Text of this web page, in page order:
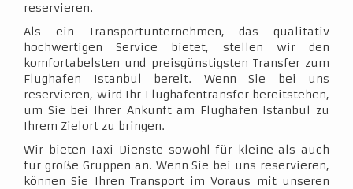
reservieren.
Als ein Transportunternehmen, das qualitativ
hochwertigen Service bietet, stellen wir den
komfortabelsten und preisgünstigsten Transfer zum
Flughafen Istanbul bereit. Wenn Sie bei uns
reservieren, wird Ihr Flughafentransfer bereitstehen,
um Sie bei Ihrer Ankunft am Flughafen Istanbul zu
Ihrem Zielort zu bringen.
Wir bieten Taxi-Dienste sowohl für kleine als auch
für große Gruppen an. Wenn Sie bei uns reservieren,
können Sie Ihren Transport im Voraus mit unseren